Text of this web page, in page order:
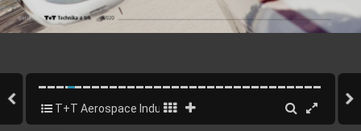
T+T Aerospace Industry 2020 - EN